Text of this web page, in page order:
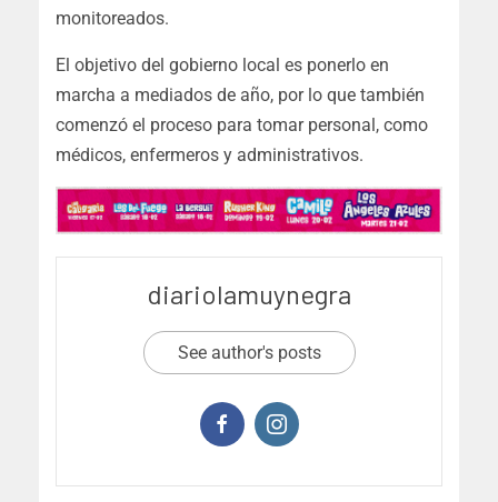
monitoreados.
El objetivo del gobierno local es ponerlo en
marcha a mediados de año, por lo que también
comenzó el proceso para tomar personal, como
médicos, enfermeros y administrativos.
diariolamuynegra
See author's posts